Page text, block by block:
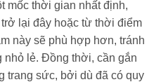
mốc thời gian nhất định,
lại đây hoặc từ thời điểm
này sẽ phù hợp hơn, tránh
nhỏ lẻ. Đồng thời, cần gắn
trang sức, bởi dù đã có quy